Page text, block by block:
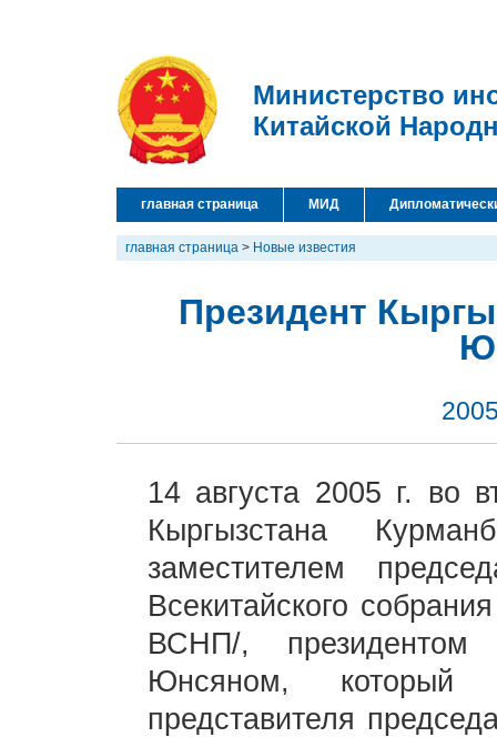
Министерство
Китайской
главная страница МИД
главная страница > Новые известия
Президент
14 августа 2005 г. во
Кыргызстана
заместителем
Всекитайского
ВСНП/,
Юнсяном, который
представителя